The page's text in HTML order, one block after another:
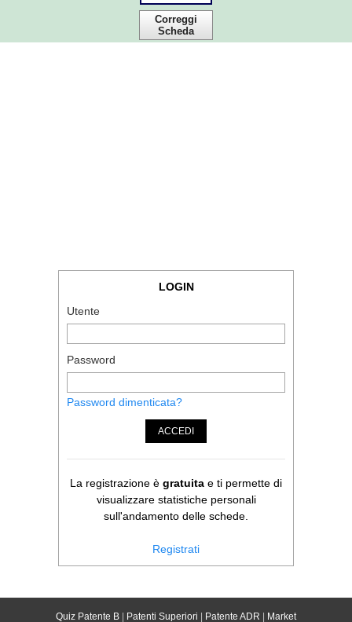
Correggi
Scheda
LOGIN
Utente
Password
Password dimenticata?
ACCEDI
La registrazione è gratuita e ti permette di
visualizzare statistiche personali
sull'andamento delle schede.
Registrati
Quiz Patente B Patenti Superiori Patente ADR Market